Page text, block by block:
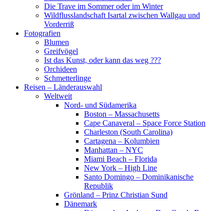
Die Trave im Sommer oder im Winter
Wildflusslandschaft Isartal zwischen Wallgau und
Vorderriß
Fotografien
Blumen
Greifvögel
Ist das Kunst, oder kann das weg ???
Orchideen
Schmetterlinge
Reisen – Länderauswahl
Weltweit
Nord- und Südamerika
Boston – Massachusetts
Cape Canaveral – Space Force Station
Charleston (South Carolina)
Cartagena – Kolumbien
Manhattan – NYC
Miami Beach – Florida
New York – High Line
Santo Domingo – Dominikanische
Republik
Grönland – Prinz Christian Sund
Dänemark